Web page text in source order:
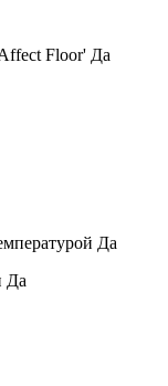
Floor' Да
Да
Да